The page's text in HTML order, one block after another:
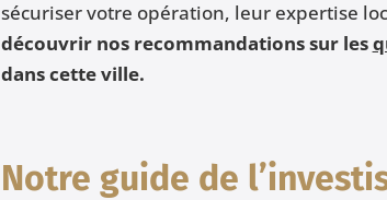
sécuriser votre opération, leur expertise
découvrir nos recommandations sur les
dans cette ville.
Notre guide de